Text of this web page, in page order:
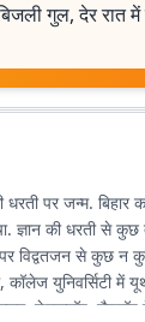
गुल, देर रात
पर जन्म.
की धरती से कुछ
पर विद्वतजन से कुछ
युनिवर्सिटी में
डेस्कटॉप, लैपटॉप के